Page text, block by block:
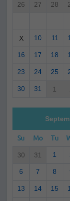
26 27 28
X 10 11
16 17 18
23 24 25
30 31 1
Su Mo Tu
30 31 1
6 7 8
13 14 15